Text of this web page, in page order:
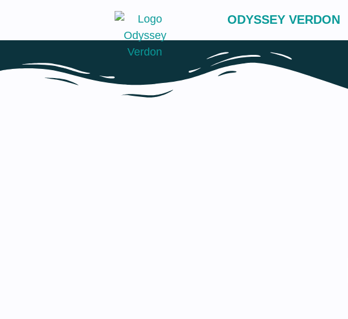
ODYSSEY VERDON